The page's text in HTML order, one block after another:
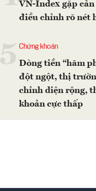
VN-Index gặp cản
điều chỉnh rõ nét
Chứng khoán
Dòng tiền “hãm
đột ngột, thị
chỉnh diện rộng,
khoản cực thấp